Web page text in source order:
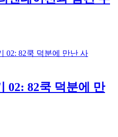
02: 82쿡 덕분에 만